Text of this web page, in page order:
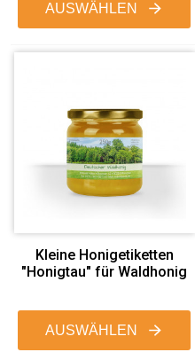
AUSWÄHLEN
Kleine Honigetiketten
"Honigtau" für Waldhonig
AUSWÄHLEN